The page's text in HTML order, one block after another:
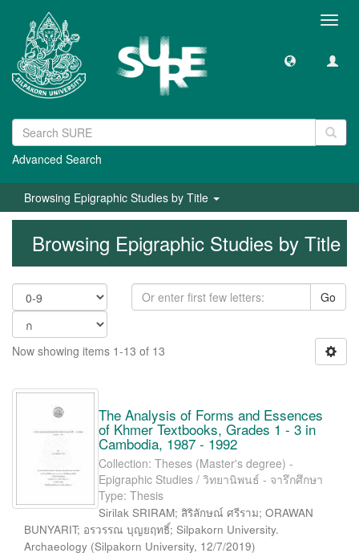
Advanced Search
Browsing Epigraphic Studies by Title
Browsing Epigraphic Studies by Title
Go
Now showing items 1-13 of 13
The Analysis of Forms and Essences
of Khmer Textbooks, Grades 1 - 3 in
Cambodia, 1987 - 1992
Collection: Theses (Master's degree) -
Epigraphic Studies / วิทยานิพนธ์ - จารึกศึกษา
Type: Thesis
Sirilak SRIRAM; สิริลักษณ์ ศรีราม; ORAWAN
BUNYARIT; อรวรรณ บุญยฤทธิ์; Silpakorn University.
Archaeology (Silpakorn University, 12/7/2019)